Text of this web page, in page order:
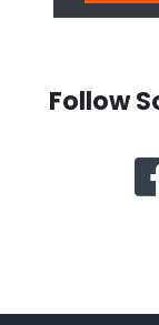
Follow